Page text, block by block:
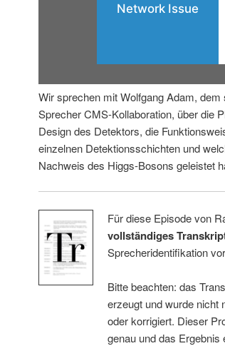
g
e
n
i
n
g
e
n
Wir sprechen mit Wolfgang Adam, dem
Sprecher CMS-Kollaboration, über die
Design des Detektors, die
einzelnen Detektionsschichten und
Nachweis des Higgs-Bosons geleistet
Für diese Episode von
vollständiges
Sprecheridentifikation
Bitte beachten: das
erzeugt und wurde nicht
oder korrigiert. Dieser
genau und das Ergebnis